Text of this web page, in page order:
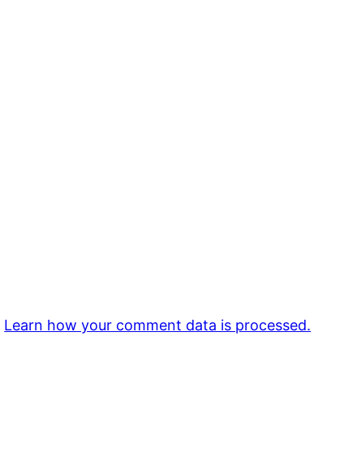
Learn how your comment data is processed.